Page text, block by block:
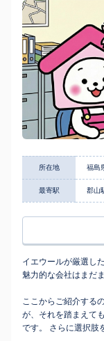
所在地 福島
最寄駅 郡山
イエウールが厳選し
魅力的な会社はまだ
ここからご紹介する
が、それを踏まえて
です。 さらに選択肢